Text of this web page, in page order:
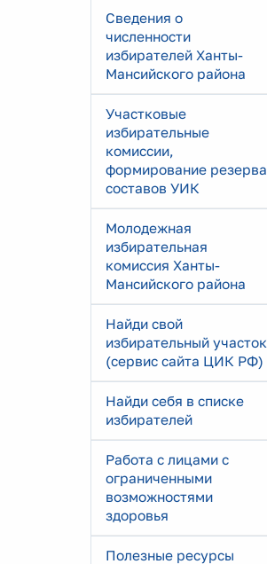
Сведения о
численности
избирателей Ханты-
Мансийского района
Участковые
избирательные
комиссии,
формирование резерва
составов УИК
Молодежная
избирательная
комиссия Ханты-
Мансийского района
Найди свой
избирательный участок
(сервис сайта ЦИК РФ)
Найди себя в списке
избирателей
Работа с лицами с
ограниченными
возможностями
здоровья
Полезные ресурсы